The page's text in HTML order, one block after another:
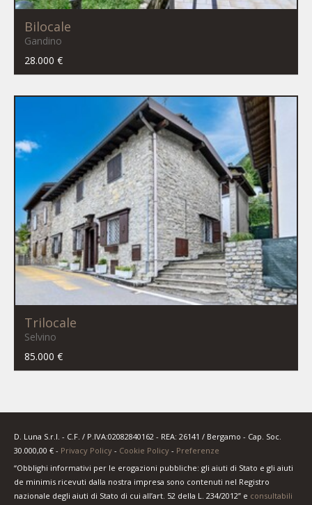
Bilocale
Gandino
28.000 €
Trilocale
Selvino
85.000 €
D. Luna S.r.l. - C.F. / P.IVA:02082840162 - REA: 26141 / Bergamo - Cap. Soc.
30.000,00 € - Privacy Policy - Cookie Policy - Preferenze
“Obblighi informativi per le erogazioni pubbliche: gli aiuti di Stato e gli aiuti
de minimis ricevuti dalla nostra impresa sono contenuti nel Registro
nazionale degli aiuti di Stato di cui all’art. 52 della L. 234/2012” e consultabili